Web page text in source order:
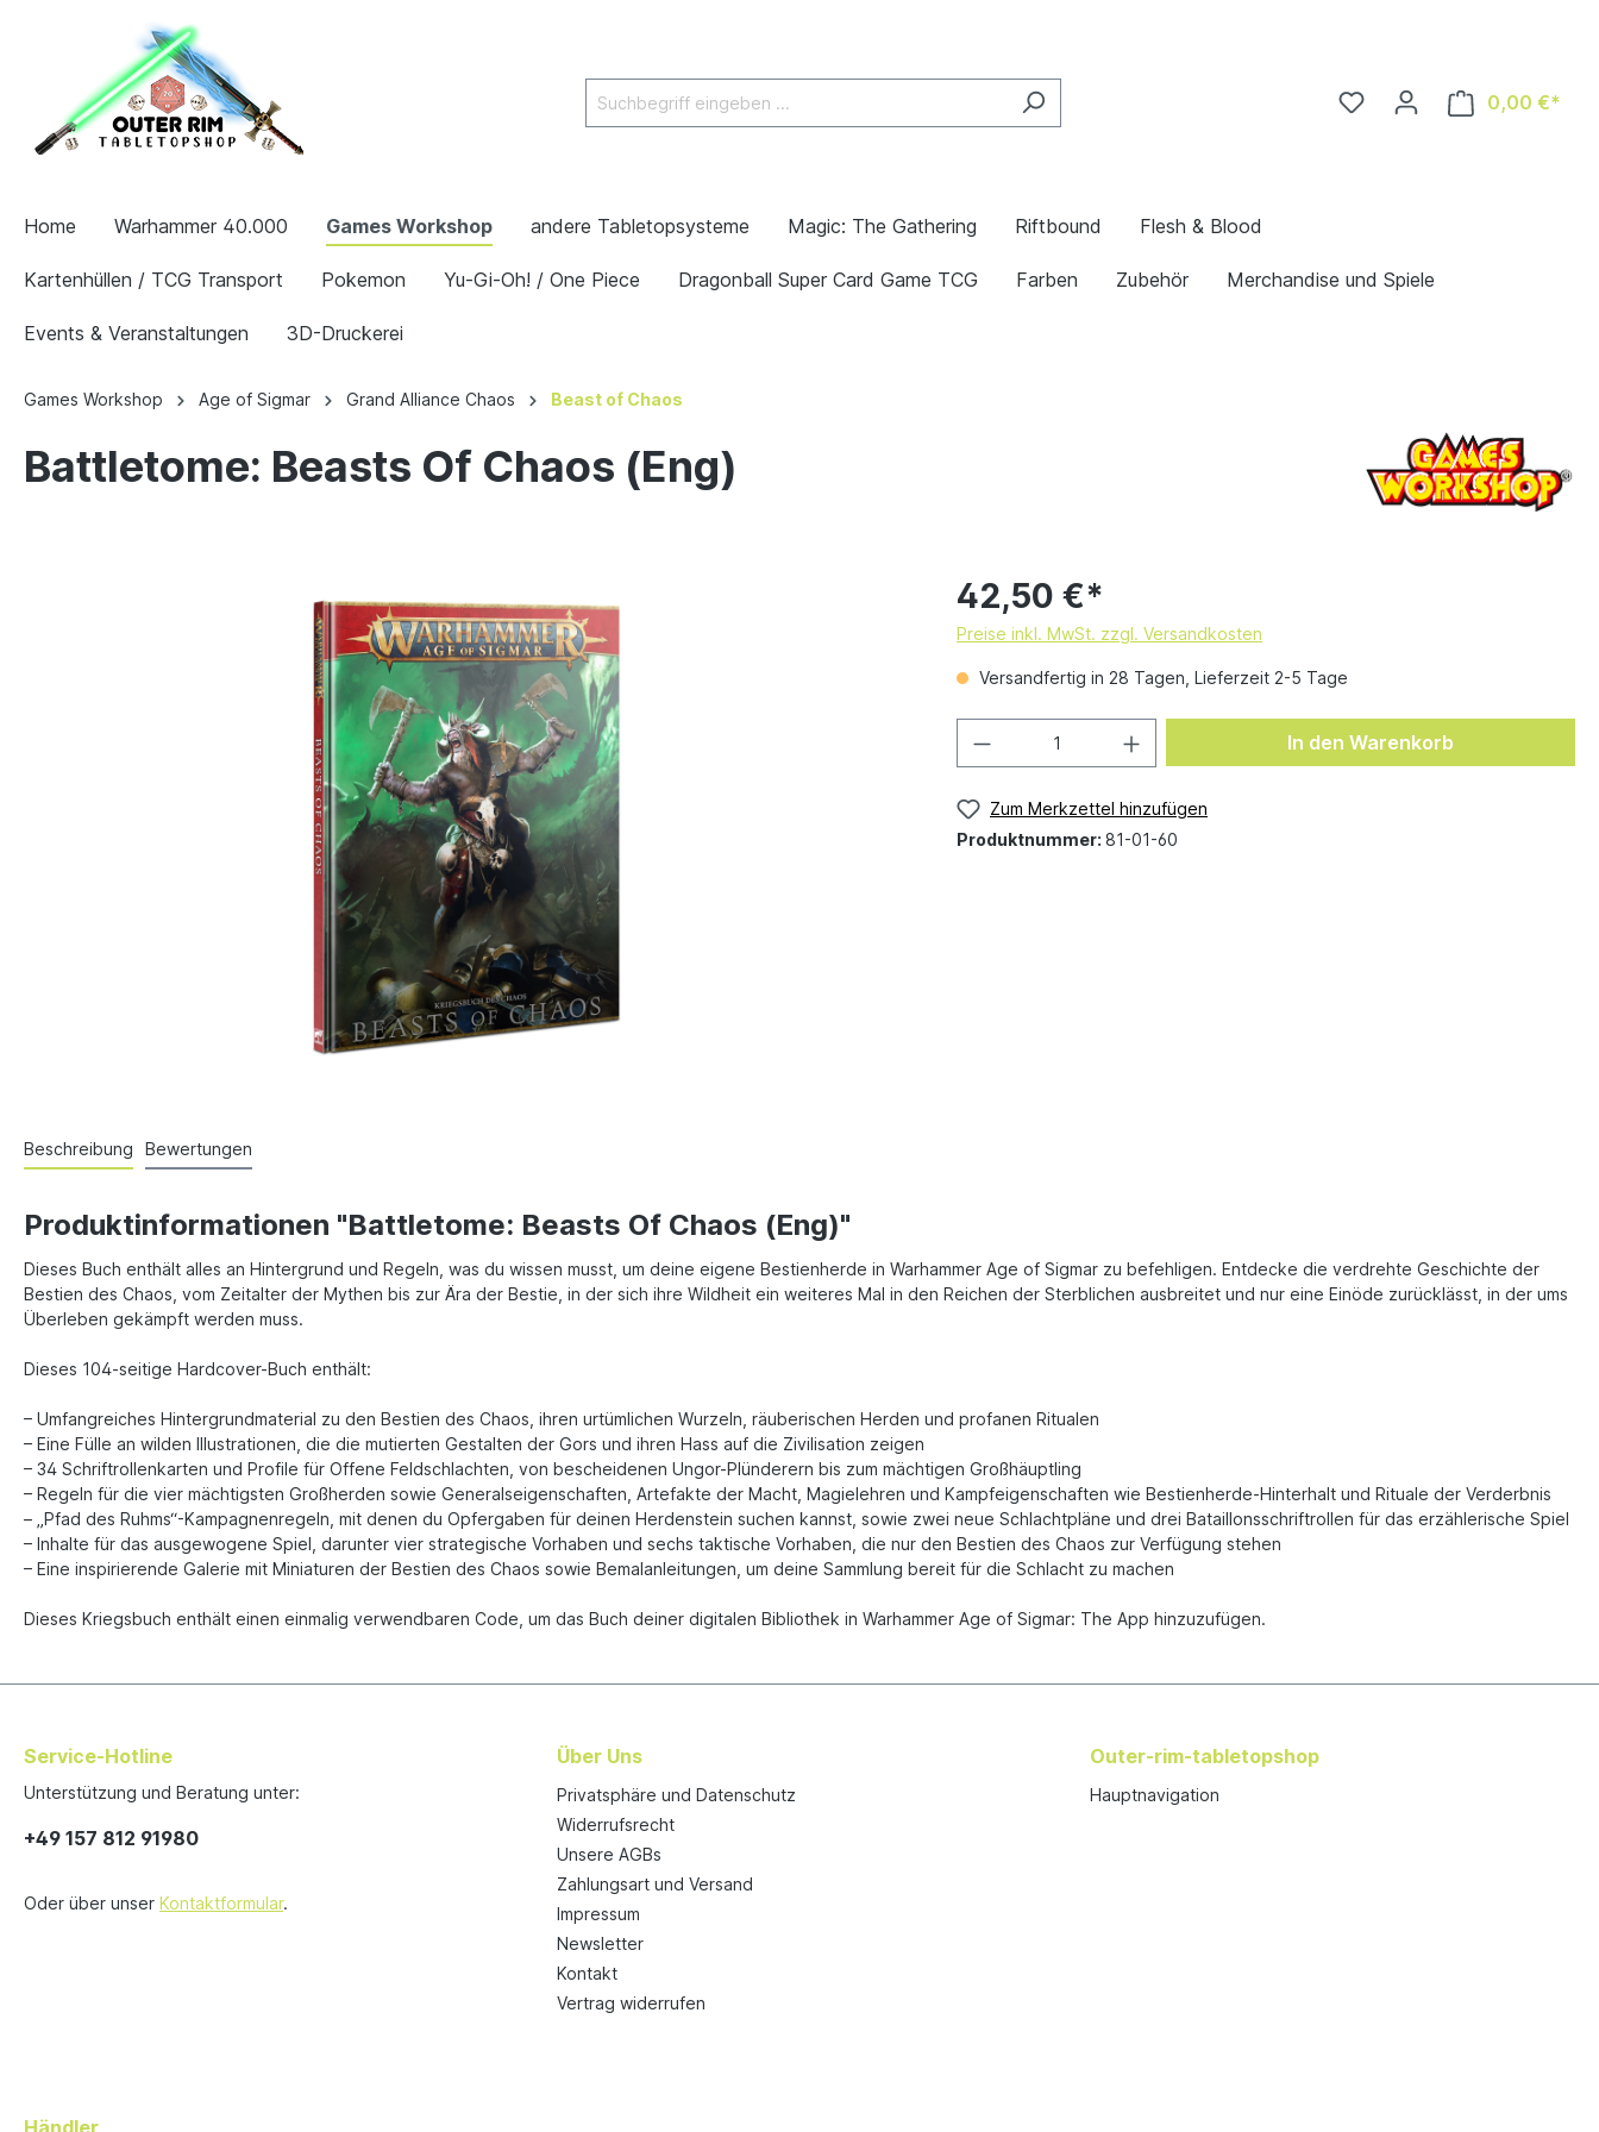
0,00 €*
Home Warhammer 40.000 Games Workshop andere Tabletopsysteme Magic: The Gathering Riftbound Flesh & Blood
Kartenhüllen / TCG Transport Pokemon Yu-Gi-Oh! / One Piece Dragonball Super Card Game TCG Farben Zubehör Merchandise und Spiele
Events & Veranstaltungen 3D-Druckerei
Games Workshop Age of Sigmar Grand Alliance Chaos Beast of Chaos
Battletome: Beasts Of Chaos (Eng)
42,50 €*
Preise inkl. MwSt. zzgl. Versandkosten
Versandfertig in 28 Tagen, Lieferzeit 2-5 Tage
In den Warenkorb
Zum Merkzettel hinzufügen
Produktnummer: 81-01-60
Beschreibung Bewertungen
Produktinformationen "Battletome: Beasts Of Chaos (Eng)"
Dieses Buch enthält alles an Hintergrund und Regeln, was du wissen musst, um deine eigene Bestienherde in Warhammer Age of Sigmar zu befehligen. Entdecke die verdrehte Geschichte der
Bestien des Chaos, vom Zeitalter der Mythen bis zur Ära der Bestie, in der sich ihre Wildheit ein weiteres Mal in den Reichen der Sterblichen ausbreitet und nur eine Einöde zurücklässt, in der ums
Überleben gekämpft werden muss.
Dieses 104-seitige Hardcover-Buch enthält:
– Umfangreiches Hintergrundmaterial zu den Bestien des Chaos, ihren urtümlichen Wurzeln, räuberischen Herden und profanen Ritualen
– Eine Fülle an wilden Illustrationen, die die mutierten Gestalten der Gors und ihren Hass auf die Zivilisation zeigen
– 34 Schriftrollenkarten und Profile für Offene Feldschlachten, von bescheidenen Ungor-Plünderern bis zum mächtigen Großhäuptling
– Regeln für die vier mächtigsten Großherden sowie Generalseigenschaften, Artefakte der Macht, Magielehren und Kampfeigenschaften wie Bestienherde-Hinterhalt und Rituale der Verderbnis
– „Pfad des Ruhms“-Kampagnenregeln, mit denen du Opfergaben für deinen Herdenstein suchen kannst, sowie zwei neue Schlachtpläne und drei Bataillonsschriftrollen für das erzählerische Spiel
– Inhalte für das ausgewogene Spiel, darunter vier strategische Vorhaben und sechs taktische Vorhaben, die nur den Bestien des Chaos zur Verfügung stehen
– Eine inspirierende Galerie mit Miniaturen der Bestien des Chaos sowie Bemalanleitungen, um deine Sammlung bereit für die Schlacht zu machen
Dieses Kriegsbuch enthält einen einmalig verwendbaren Code, um das Buch deiner digitalen Bibliothek in Warhammer Age of Sigmar: The App hinzuzufügen.
Service-Hotline
Unterstützung und Beratung unter:
+49 157 812 91980
Oder über unser Kontaktformular.
Über Uns
Privatsphäre und Datenschutz
Widerrufsrecht
Unsere AGBs
Zahlungsart und Versand
Impressum
Newsletter
Kontakt
Vertrag widerrufen
Outer-rim-tabletopshop
Hauptnavigation